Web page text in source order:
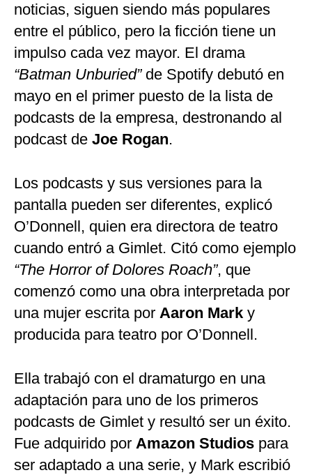
noticias, siguen siendo más populares
entre el público, pero la ficción tiene un
impulso cada vez mayor. El drama
“Batman Unburied”de Spotify debutó en
mayo en el primer puesto de la lista de
podcasts de la empresa, destronando al
podcast de Joe Rogan.
Los podcasts y sus versiones para la
pantalla pueden ser diferentes, explicó
O’Donnell, quien era directora de teatro
cuando entró a Gimlet. Citó como ejemplo
“The Horror of Dolores Roach”, que
comenzó como una obra interpretada por
una mujer escrita por Aaron Mark y
producida para teatro por O’Donnell.
Ella trabajó con el dramaturgo en una
adaptación para uno de los primeros
podcasts de Gimlet y resultó ser un éxito.
Fue adquirido por Amazon Studios para
ser adaptado a una serie, y Mark escribió